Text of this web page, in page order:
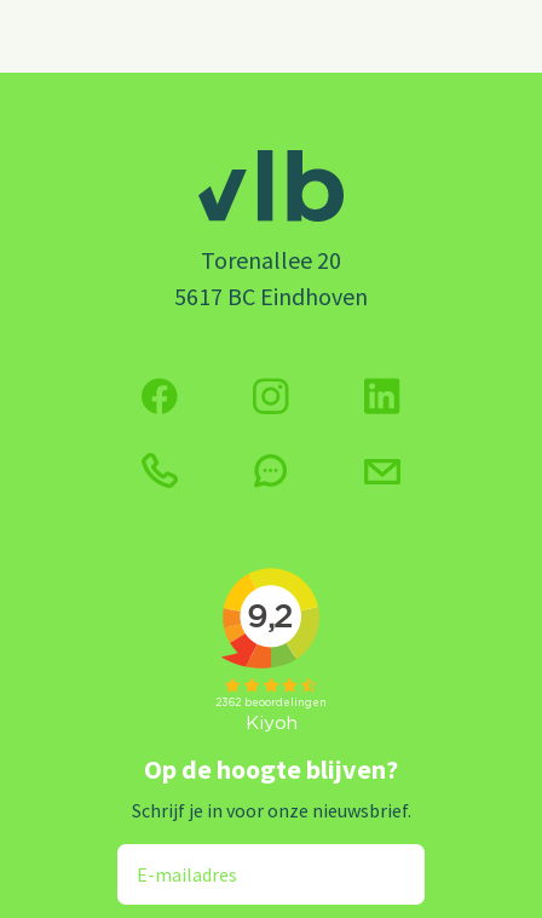
Torenallee 20
5617 BC Eindhoven
Op de hoogte blijven?
Schrijf je in voor onze nieuwsbrief.